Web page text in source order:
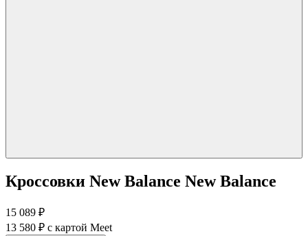
Кроссовки New Balance New Balance
15 089 ₽
13 580 ₽ с картой Meet